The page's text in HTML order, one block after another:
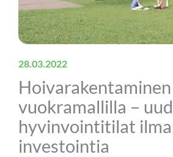
28.03.2022
Hoivarakentaminen
vuokramallilla –
hyvinvointitilat
investointia